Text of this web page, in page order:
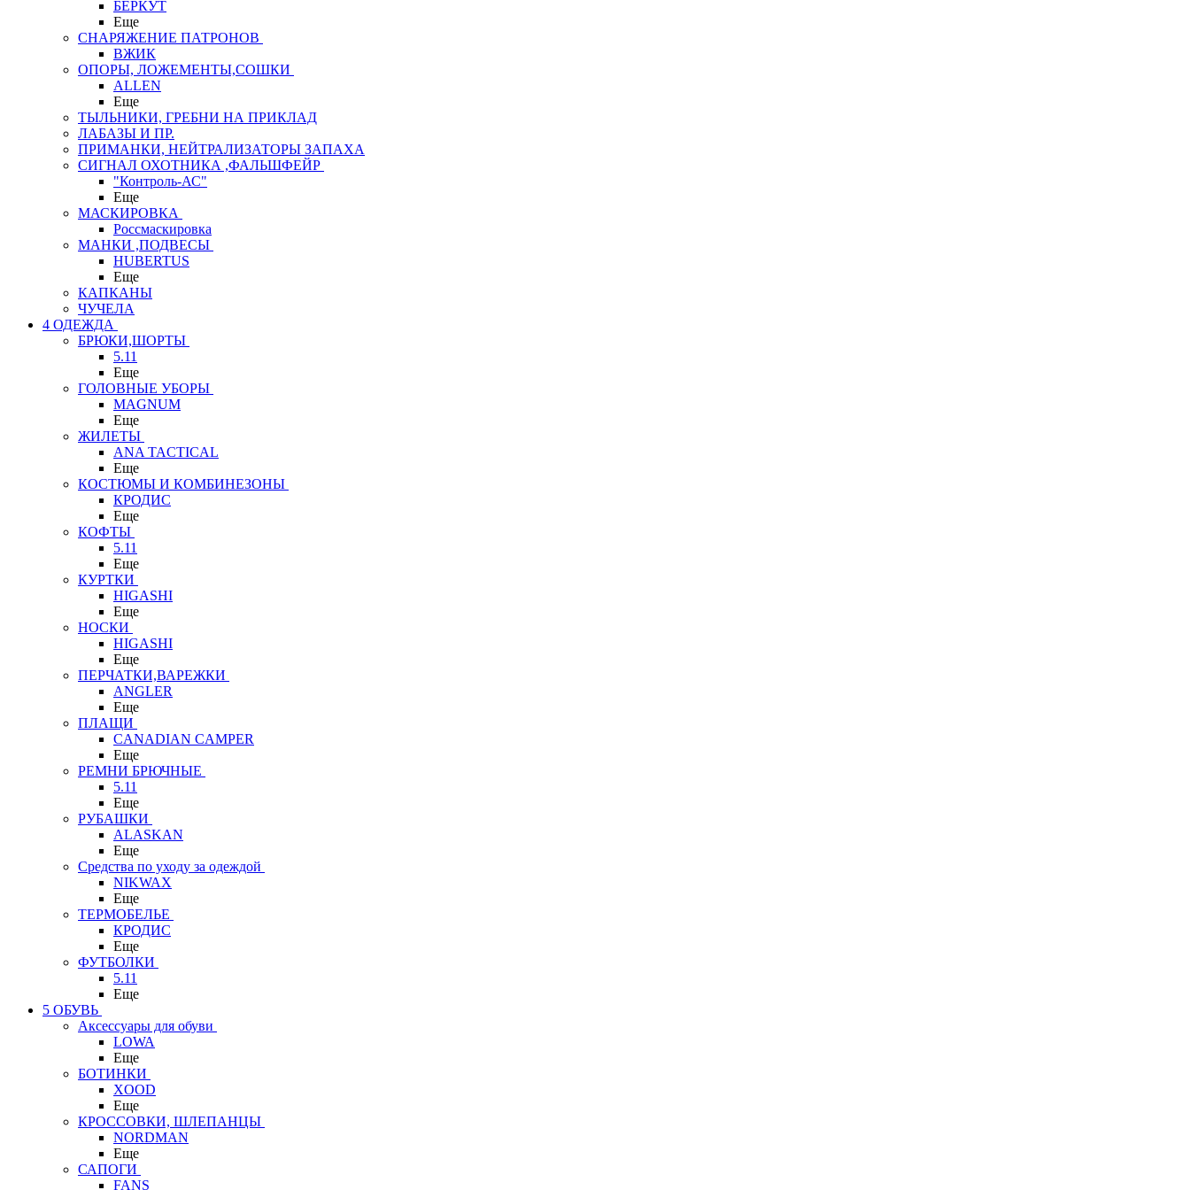
БЕРКУТ
Еще
СНАРЯЖЕНИЕ ПАТРОНОВ
ВЖИК
ОПОРЫ, ЛОЖЕМЕНТЫ,СОШКИ
ALLEN
Еще
ТЫЛЬНИКИ, ГРЕБНИ НА ПРИКЛАД
ЛАБАЗЫ И ПР.
ПРИМАНКИ, НЕЙТРАЛИЗАТОРЫ ЗАПАХА
СИГНАЛ ОХОТНИКА ,ФАЛЬШФЕЙР
"Контроль-АС"
Еще
МАСКИРОВКА
Россмаскировка
МАНКИ ,ПОДВЕСЫ
HUBERTUS
Еще
КАПКАНЫ
ЧУЧЕЛА
4 ОДЕЖДА
БРЮКИ,ШОРТЫ
5.11
Еще
ГОЛОВНЫЕ УБОРЫ
MAGNUM
Еще
ЖИЛЕТЫ
ANA TACTICAL
Еще
КОСТЮМЫ И КОМБИНЕЗОНЫ
КРОДИС
Еще
КОФТЫ
5.11
Еще
КУРТКИ
HIGASHI
Еще
НОСКИ
HIGASHI
Еще
ПЕРЧАТКИ,ВАРЕЖКИ
ANGLER
Еще
ПЛАЩИ
CANADIAN CAMPER
Еще
РЕМНИ БРЮЧНЫЕ
5.11
Еще
РУБАШКИ
ALASKAN
Еще
Средства по уходу за одеждой
NIKWAX
Еще
ТЕРМОБЕЛЬЕ
КРОДИС
Еще
ФУТБОЛКИ
5.11
Еще
5 ОБУВЬ
Аксессуары для обуви
LOWA
Еще
БОТИНКИ
XOOD
Еще
КРОССОВКИ, ШЛЕПАНЦЫ
NORDMAN
Еще
САПОГИ
FANS